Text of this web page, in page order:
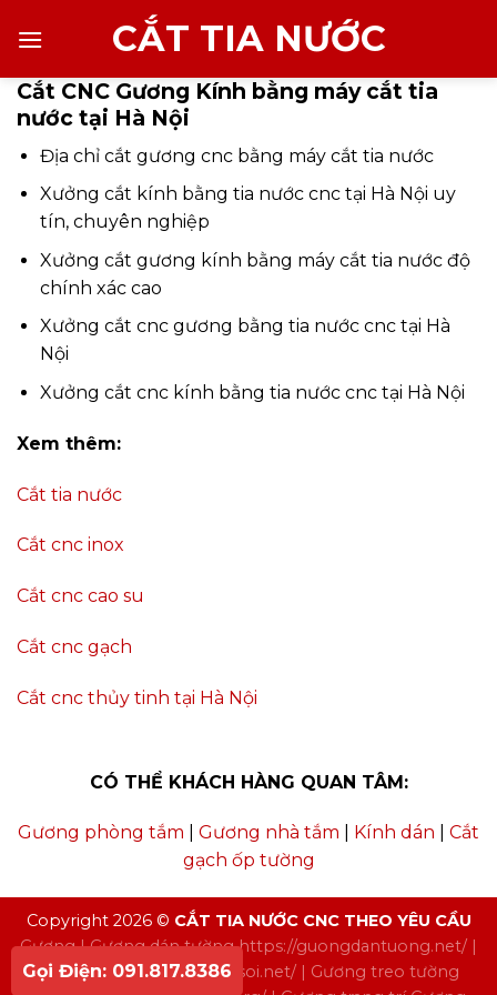
đến
dung
CẮT TIA NƯỚC
Cắt CNC Gương Kính bằng máy cắt tia
nước tại Hà Nội
Địa chỉ cắt gương cnc bằng máy cắt tia nước
Xưởng cắt kính bằng tia nước cnc tại Hà Nội uy
tín, chuyên nghiệp
Xưởng cắt gương kính bằng máy cắt tia nước độ
chính xác cao
Xưởng cắt cnc gương bằng tia nước cnc tại Hà
Nội
Xưởng cắt cnc kính bằng tia nước cnc tại Hà Nội
Xem thêm:
Cắt tia nước
Cắt cnc inox
Cắt cnc cao su
Cắt cnc gạch
Cắt cnc thủy tinh tại Hà Nội
CÓ THỂ KHÁCH HÀNG QUAN TÂM:
Gương phòng tắm Gương nhà tắm Kính dán
Cắt
gạch ốp tường
Copyright 2026 © CẮT TIA NƯỚC CNC THEO YÊU CẦU
Gương| Gương dán tườnghttps://guongdantuong.net/ |
Gương soihttps://guongsoi.net/| Gương treo tường
Gọi Điện: 091.817.8386